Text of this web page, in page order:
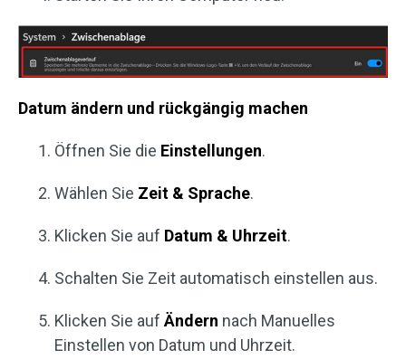
Datum ändern und rückgängig machen
Öffnen Sie die Einstellungen.
Wählen Sie Zeit & Sprache.
Klicken Sie auf Datum & Uhrzeit.
Schalten Sie Zeit automatisch einstellen aus.
Klicken Sie auf Ändern nach Manuelles
Einstellen von Datum und Uhrzeit.